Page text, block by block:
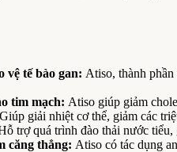
vệ tế bào gan: Atiso, thành
tim mạch: Atiso giúp giảm
Giúp giải nhiệt cơ thể, giảm các
trợ quá trình đào thải nước
căng thẳng: Atiso có tác dụng